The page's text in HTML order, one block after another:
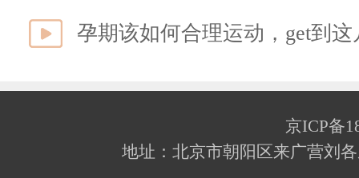
孕期该如何合理运动，get到
京ICP备
地址：北京市朝阳区来广营刘